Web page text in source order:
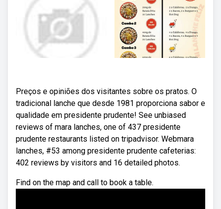
Preços e opiniões dos visitantes sobre os pratos. O
tradicional lanche que desde 1981 proporciona sabor e
qualidade em presidente prudente! See unbiased
reviews of mara lanches, one of 437 presidente
prudente restaurants listed on tripadvisor. Webmara
lanches, #53 among presidente prudente cafeterias:
402 reviews by visitors and 16 detailed photos.
Find on the map and call to book a table.